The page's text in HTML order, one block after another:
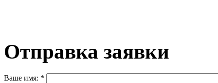
Отправка заявки
Ваше имя: *